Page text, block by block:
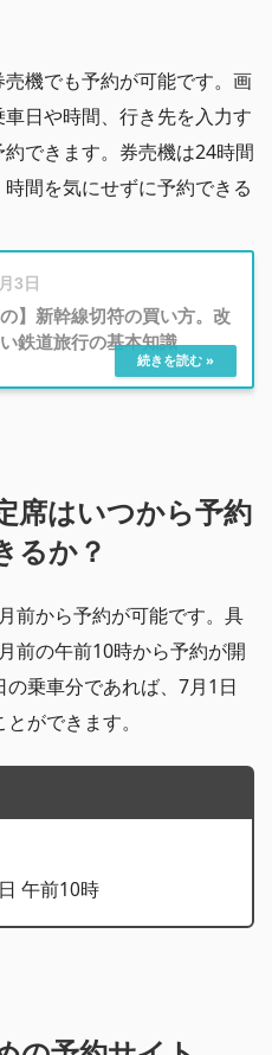
機でも予約が可能です。画
日や時間、行き先を入力す
できます。券売機は24時間
間を気にせずに予約できる
3日
の】新幹線切符の買い方。改
鉄道旅行の基本知識
席はいつから予約
るか？
前から予約が可能です。具
前の午前10時から予約が開
乗車分であれば、7月1日
ができます。
午前10時